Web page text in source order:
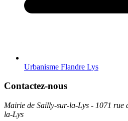
Urbanisme Flandre Lys
Contactez-nous
Mairie de Sailly-sur-la-Lys - 1071 rue
la-Lys